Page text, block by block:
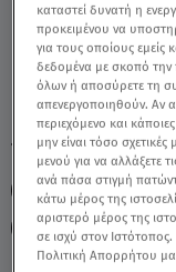
TAGS: ΑΣΗ
ΛΕΩΝ ΖΩΔΙΑ
ΑΣΤΡΟΛΟΓΙΚΕΣ
καταστεί δυνατή η
προκειμένου να
για τους οποίους εμείς
δεδομένα με σκοπό
όλων ή αποσύρετε τη
απενεργοποιηθούν. Αν
περιεχόμενο και
μην είναι τόσο
μενού για να αλλάξετε
ανά πάσα στιγμή
κάτω μέρος της
αριστερό μέρος της
σε ισχύ στον Ιστότοπος.
Πολιτική Απορρήτου